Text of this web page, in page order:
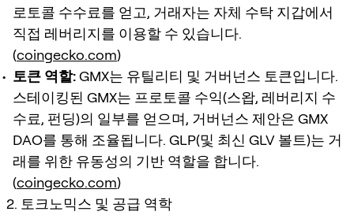
로토콜 수수료를 얻고, 거래자는 자체 수탁 지갑에서
직접 레버리지를 이용할 수 있습니다.
(coingecko.com)
토큰 역할:GMX는 유틸리티 및 거버넌스 토큰입니다.
스테이킹된 GMX는 프로토콜 수익(스왑, 레버리지 수
수료, 펀딩)의 일부를 얻으며, 거버넌스 제안은 GMX
DAO를 통해 조율됩니다. GLP(및 최신 GLV 볼트)는 거
래를 위한 유동성의 기반 역할을 합니다.
(coingecko.com)
2. 토크노믹스 및 공급 역학